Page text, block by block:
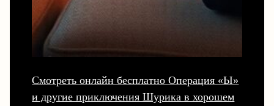
Смотреть онлайн бесплатно Операция «Ы»
и другие приключения Шурика в хорошем